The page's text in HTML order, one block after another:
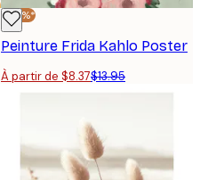
-40%*
Peinture Frida Kahlo Poster
À partir de $8.37$13.95